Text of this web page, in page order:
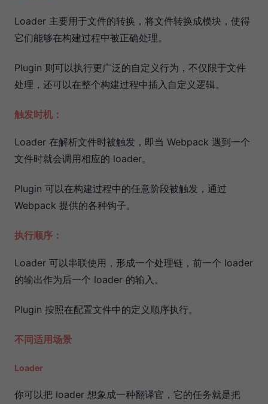
Loader 主要用于文件的转换，将文件转换成模块，使得
它们能够在构建过程中被正确处理。
Plugin 则可以执行更广泛的自定义行为，不仅限于文件
处理，还可以在整个构建过程中插入自定义逻辑。
触发时机：
Loader 在解析文件时被触发，即当 Webpack 遇到一个
文件时就会调用相应的 loader。
Plugin 可以在构建过程中的任意阶段被触发，通过
Webpack 提供的各种钩子。
执行顺序：
Loader 可以串联使用，形成一个处理链，前一个 loader
的输出作为后一个 loader 的输入。
Plugin 按照在配置文件中的定义顺序执行。
不同适用场景
Loader
你可以把 loader 想象成一种翻译官，它的任务就是把